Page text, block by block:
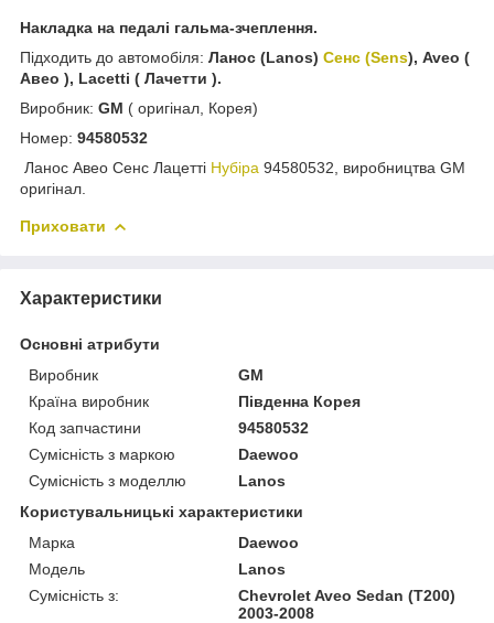
Накладка на педалі гальма-зчеплення.
Підходить до автомобіля: Ланос (Lanos) Сенс (Sens), Aveo (
Авео ), Lacetti ( Лачетти ).
Виробник: GM ( оригінал, Корея)
Номер: 94580532
Ланос Авео Сенс Лацетті Нубіра 94580532, виробництва GM
оригінал.
Приховати
Характеристики
Основні атрибути
Виробник
GM
Країна виробник
Південна Корея
Код запчастини
94580532
Сумісність з маркою
Daewoo
Сумісність з моделлю
Lanos
Користувальницькі характеристики
Марка
Daewoo
Модель
Lanos
Сумісність з:
Chevrolet Aveo Sedan (T200)
2003-2008